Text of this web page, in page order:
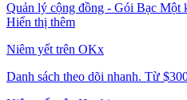
Quản lý cộng đồng - Gói Bạc Một
Hiển thị thêm
Niêm yết trên OKx
Danh sách theo dõi nhanh. Từ